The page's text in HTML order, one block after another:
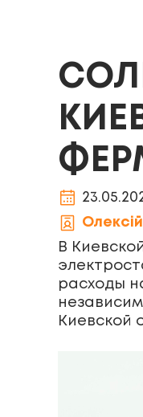
В
расходы
Киевской